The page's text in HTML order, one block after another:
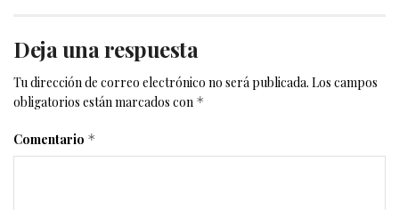
Deja una respuesta
Tu dirección de correo electrónico no será publicada. Los campos
obligatorios están marcados con *
Comentario *